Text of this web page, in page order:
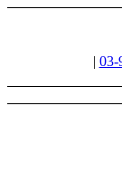
03-
|